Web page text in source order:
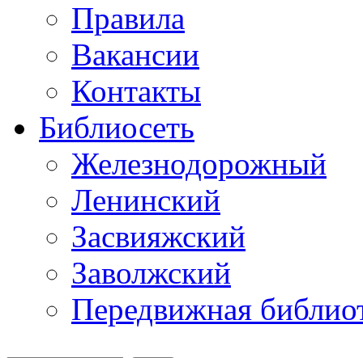
Правила
Вакансии
Контакты
Библиосеть
Железнодорожный
Ленинский
Засвияжский
Заволжский
Передвижная